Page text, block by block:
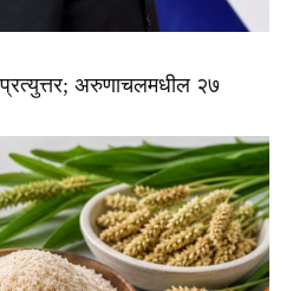
प्रत्युत्तर; अरुणाचलमधील २७